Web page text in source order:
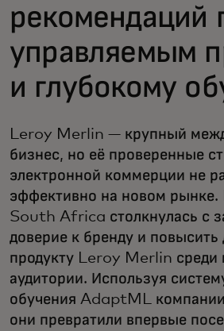
рекомендаций
управляемым
и глубокому
Leroy Merlin — крупный
бизнес, но её проверенные
электронной коммерции не
эффективно на новом
South Africa столкнулась с
доверие к бренду и повысить
продукту Leroy Merlin среди
аудитории. Используя
обучения AdaptML
они превратили впервые